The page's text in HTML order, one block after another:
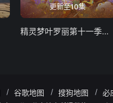
更新至10集
精灵梦叶罗丽第十一季（下）
谷歌地图 搜狗地图 必